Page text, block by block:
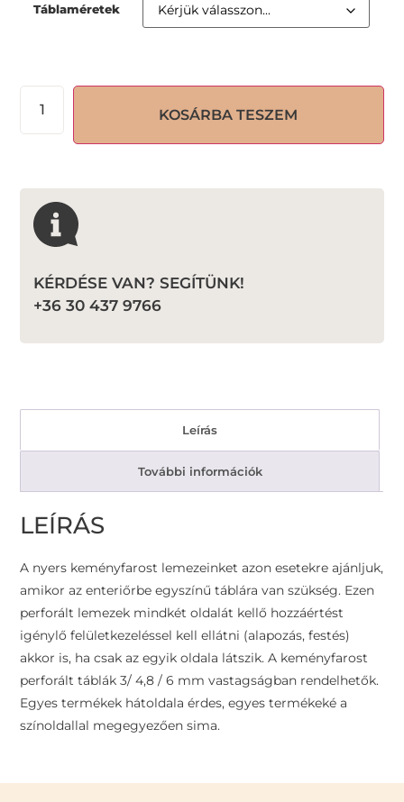
Táblaméretek
KOSÁRBA TESZEM
KÉRDÉSE VAN? SEGÍTÜNK!
+36 30 437 9766
Leírás
További információk
LEÍRÁS
A nyers keményfarost lemezeinket azon esetekre ajánljuk,
amikor az enteriőrbe egyszínű táblára van szükség. Ezen
perforált lemezek mindkét oldalát kellő hozzáértést
igénylő felületkezeléssel kell ellátni (alapozás, festés)
akkor is, ha csak az egyik oldala látszik. A keményfarost
perforált táblák 3/ 4,8 / 6 mm vastagságban rendelhetők.
Egyes termékek hátoldala érdes, egyes termékeké a
színoldallal megegyezően sima.